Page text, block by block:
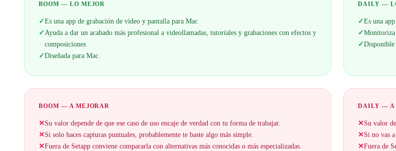
BOOM — LO MEJOR
✓Es una app de grabación de vídeo y pantalla para Mac
✓Ayuda a dar un acabado más profesional a videollamadas, tutoriales y grabaciones con efectos y
composiciones
✓Diseñada para Mac.
DAILY —
✓Es una
✓Monitoriza
✓Disponible
BOOM — A MEJORAR
✕Su valor depende de que ese caso de uso encaje de verdad con tu forma de trabajar.
✕Si solo haces capturas puntuales, probablemente te baste algo más simple.
✕Fuera de Setapp conviene compararla con alternativas más conocidas o más especializadas.
DAILY — A
✕Su valor
✕Si no vas
✕Fuera de